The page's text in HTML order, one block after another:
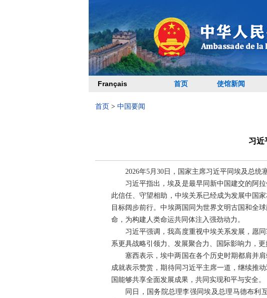
Français 首页 使馆新闻
首页 > 中国要闻
习近
2026年5月30日，国家主席习近平同埃及总统
习近平指出，埃及是最早同新中国建交的阿
此信任、守望相助，中埃关系已经成为发展中国
目标阔步前行。中埃两国同为世界文明古国和全
命，为构建人类命运共同体注入强劲动力。
习近平强调，我高度重视中埃关系发展，愿
系更具战略引领力、发展聚合力、国际影响力，
塞西表示，埃中两国在各个历史时期都肩并
成就表示赞赏，期待同习近平主席一道，继续推
国能够共享全面发展成果，共同实现和平与安全。
同日，国务院总理李强同埃及总理马德布利